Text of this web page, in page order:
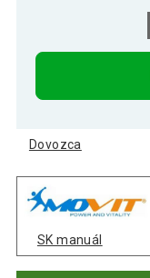
Dovozca
SK manuál